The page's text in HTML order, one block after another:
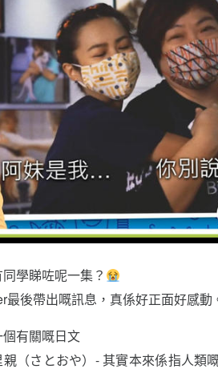
學睇咗呢一集？
最後帶出嘅訊息，真係好正面好感動
有關嘅日文
（さとおや）- 其實本來係指人類